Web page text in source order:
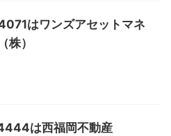
はワンズアセットマネ
株）
は西福岡不動産